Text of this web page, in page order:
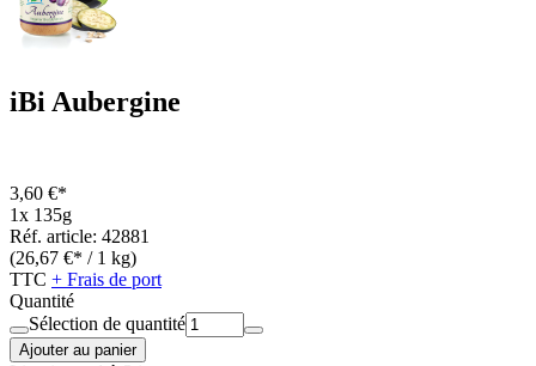
iBi Aubergine
3,60 €*
1x 135g
Réf. article: 42881
(26,67 €* / 1 kg)
TTC + Frais de port
Quantité
Sélection de quantité
Ajouter au panier